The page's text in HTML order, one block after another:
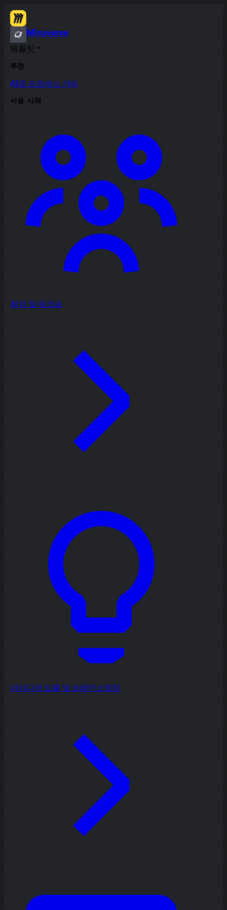
Miroverse
템플릿
추천
AI로 프로세스 가속
사용 사례
회의 및 워크숍
아이디어 도출 및 브레인스토밍